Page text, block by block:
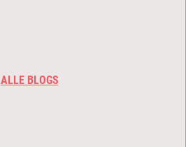
ALLE BLOGS